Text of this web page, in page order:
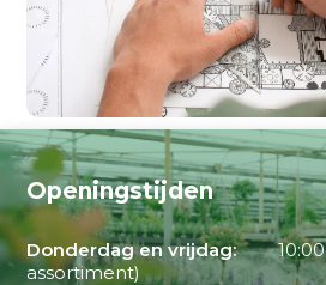
Openingstijden
Donderdag en vrijdag:
assortiment)